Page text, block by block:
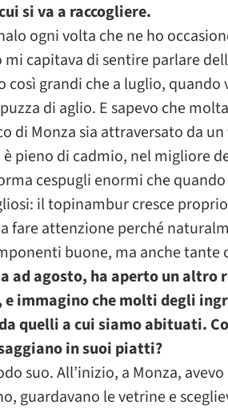
si va a raccogliere.
ogni volta che ne ho
mi capitava di sentire parlare
così grandi che a luglio, quando
di aglio. E sapevo che
di Monza sia attraversato da
pieno di cadmio, nel migliore
cespugli enormi che
il topinambur cresce proprio
fare attenzione perché
buone, ma anche tante
ad agosto, ha aperto un altro
e immagino che molti degli
quelli a cui siamo abituati.
in suoi piatti?
suo. All’inizio, a Monza,
guardavano le vetrine e